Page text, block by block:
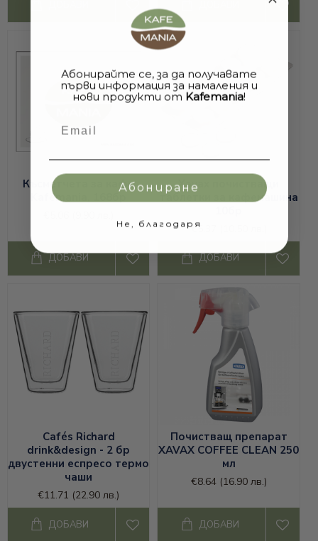
Късметчета за кафе
Kafemania, 168бр
ДОБАВИ
Xavax почистващи
таблетки за кафемашина
€5.37
ДОБАВИ
Cafés Richard
drink&design - 2 бр
двустенни еспресо термо
чаши
€11.71 (22.90 лв.)
ДОБАВИ
Почистващ препарат
XAVAX COFFEE CLEAN 250
мл
€8.64 (16.90 лв.)
ДОБАВИ
Абонирайте се, за да получавате
първи информация за намаления и
нови продукти от Kafemania!
Абониране
Не, благодаря